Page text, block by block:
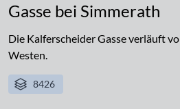
Gasse bei Simmerath
Die Kalferscheider Gasse verläuft
Westen.
8426